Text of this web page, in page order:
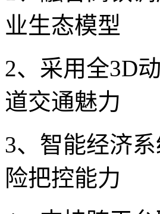
业生态模型
2、采用全3D
道交通魅力
3、智能经济
险把控能力